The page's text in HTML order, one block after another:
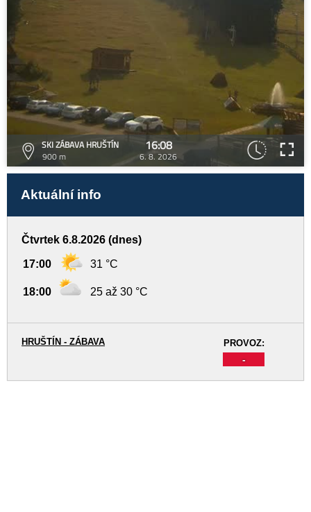
SKI ZÁBAVA HRUŠTÍN
900 m
16:08
6. 8. 2026
Aktuální info
Čtvrtek 6.8.2026 (dnes)
17:00 31 °C
18:00 25 až 30 °C
PROVOZ:
-
HRUŠTÍN - ZÁBAVA